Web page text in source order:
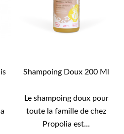
Shampoing Doux 200 Ml
Le shampoing doux pour
toute la famille de chez
Propolia est...